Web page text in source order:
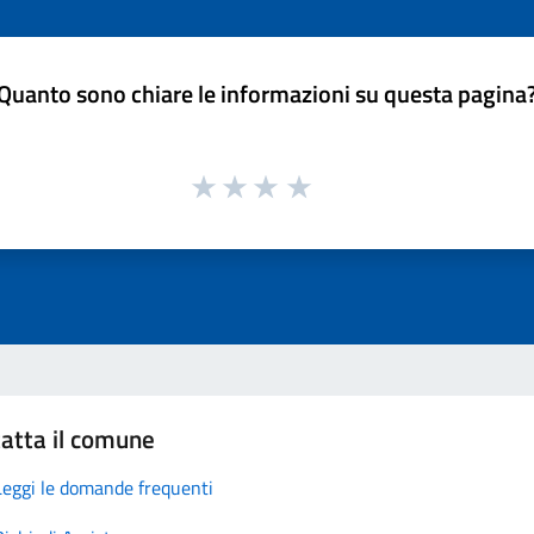
sono chiare le informazioni su questa
il comune
le domande frequenti